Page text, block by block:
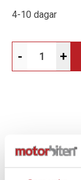
4-10 dagar
- +